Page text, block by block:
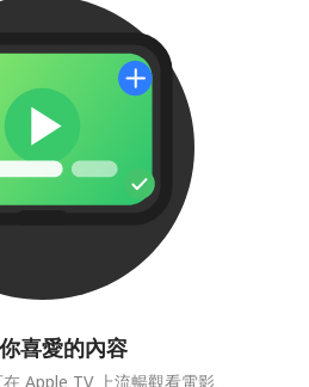
喜愛的內容
Apple TV 上流暢觀看電影、